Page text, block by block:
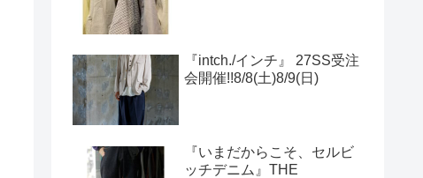
『intch./インチ』 27SS受注
会開催!!8/8(土)8/9(日)
『いまだからこそ、セルビ
ッチデニム』THE